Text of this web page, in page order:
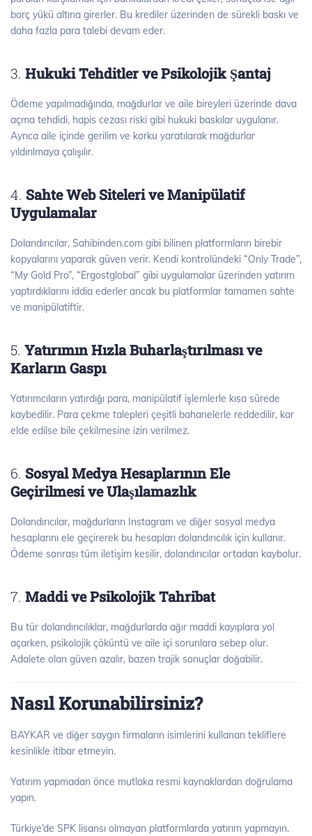
borç yükü altına girerler. Bu krediler üzerinden de sürekli baskı ve
daha fazla para talebi devam eder.
3. Hukuki Tehditler ve Psikolojik Şantaj
Ödeme yapılmadığında, mağdurlar ve aile bireyleri üzerinde dava
açma tehdidi, hapis cezası riski gibi hukuki baskılar uygulanır.
Ayrıca aile içinde gerilim ve korku yaratılarak mağdurlar
yıldırılmaya çalışılır.
4. Sahte Web Siteleri ve Manipülatif
Uygulamalar
Dolandırıcılar, Sahibinden.com gibi bilinen platformların birebir
kopyalarını yaparak güven verir. Kendi kontrolündeki “Only Trade”,
“My Gold Pro”, “Ergostglobal” gibi uygulamalar üzerinden yatırım
yaptırdıklarını iddia ederler ancak bu platformlar tamamen sahte
ve manipülatiftir.
5. Yatırımın Hızla Buharlaştırılması ve
Karların Gaspı
Yatırımcıların yatırdığı para, manipülatif işlemlerle kısa sürede
kaybedilir. Para çekme talepleri çeşitli bahanelerle reddedilir, kar
elde edilse bile çekilmesine izin verilmez.
6. Sosyal Medya Hesaplarının Ele
Geçirilmesi ve Ulaşılamazlık
Dolandırıcılar, mağdurların Instagram ve diğer sosyal medya
hesaplarını ele geçirerek bu hesapları dolandırıcılık için kullanır.
Ödeme sonrası tüm iletişim kesilir, dolandırıcılar ortadan kaybolur.
7. Maddi ve Psikolojik Tahribat
Bu tür dolandırıcılıklar, mağdurlarda ağır maddi kayıplara yol
açarken, psikolojik çöküntü ve aile içi sorunlara sebep olur.
Adalete olan güven azalır, bazen trajik sonuçlar doğabilir.
Nasıl Korunabilirsiniz?
BAYKAR ve diğer saygın firmaların isimlerini kullanan tekliflere
kesinlikle itibar etmeyin.
Yatırım yapmadan önce mutlaka resmi kaynaklardan doğrulama
yapın.
Türkiye’de SPK lisansı olmayan platformlarda yatırım yapmayın.